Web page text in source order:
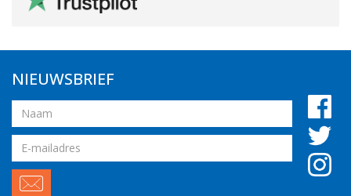
NIEUWSBRIEF
Naam
Email